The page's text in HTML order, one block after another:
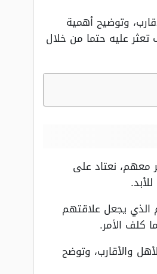
وتوضيح أهمية
عليه حتما من خلال
معهم، نعتاد على
الذي يجعل علاقتهم
كلف الأمر.
والأقارب، وتوضح